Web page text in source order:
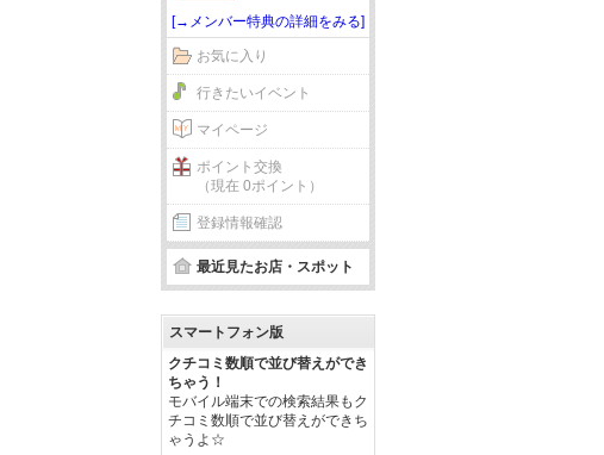
[→メンバー特典の詳細をみる]
お気に入り
行きたいイベント
マイページ
ポイント交換
（現在 0ポイント）
登録情報確認
最近見たお店・スポット
スマートフォン版
クチコミ数順で並び替えができ
ちゃう！
モバイル端末での検索結果もク
チコミ数順で並び替えができち
ゃうよ☆